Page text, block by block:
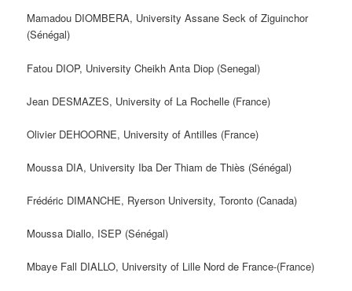
Mamadou DIOMBERA, University Assane Seck of Ziguinchor
(Sénégal)
Fatou DIOP, University Cheikh Anta Diop (Senegal)
Jean DESMAZES, University of La Rochelle (France)
Olivier DEHOORNE, University of Antilles (France)
Moussa DIA, University Iba Der Thiam de Thiès (Sénégal)
Frédéric DIMANCHE, Ryerson University, Toronto (Canada)
Moussa Diallo, ISEP (Sénégal)
Mbaye Fall DIALLO, University of Lille Nord de France-(France)